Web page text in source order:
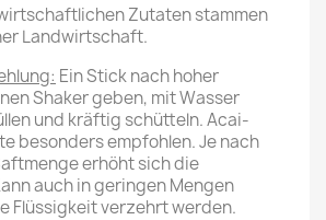
Zutaten stammen
Landwirtschaft.
Ein Stick nach hoher
Shaker geben, mit Wasser
und kräftig schütteln. Acai-
besonders empfohlen. Je nach
erhöht sich die
auch in geringen Mengen
Flüssigkeit verzehrt werden.